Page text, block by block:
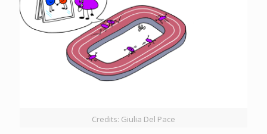
Credits: Giulia Del Pace